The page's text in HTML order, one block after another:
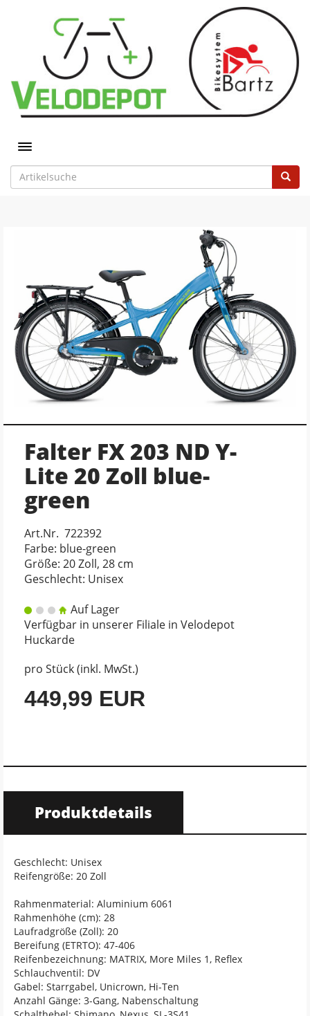
Toggle navigation
Falter FX 203 ND Y-
Lite 20 Zoll blue-
green
Art.Nr. 722392
Farbe: blue-green
Größe: 20 Zoll, 28 cm
Geschlecht: Unisex
Auf Lager
Verfügbar in unserer Filiale in Velodepot
Huckarde
pro Stück (inkl. MwSt.)
449,99 EUR
Produktdetails
Geschlecht: Unisex
Reifengröße: 20 Zoll
Rahmenmaterial: Aluminium 6061
Rahmenhöhe (cm): 28
Laufradgröße (Zoll): 20
Bereifung (ETRTO): 47-406
Reifenbezeichnung: MATRIX, More Miles 1, Reflex
Schlauchventil: DV
Gabel: Starrgabel, Unicrown, Hi-Ten
Anzahl Gänge: 3-Gang, Nabenschaltung